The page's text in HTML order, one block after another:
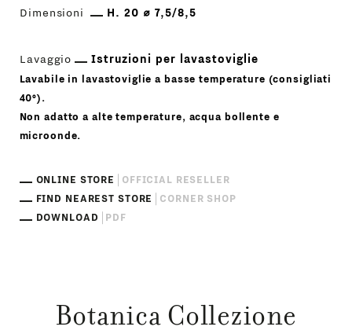
Dimensioni
H. 20 ⌀ 7,5/8,5
Lavaggio Istruzioni per lavastoviglie
Lavabile in lavastoviglie a basse temperature (consigliati
40°).
Non adatto a alte temperature, acqua bollente e
microonde.
ONLINE STORE
OFFICIAL RESELLER
FIND NEAREST STORE
CORNER SHOP
DOWNLOAD
PDF
Botanica Collezione